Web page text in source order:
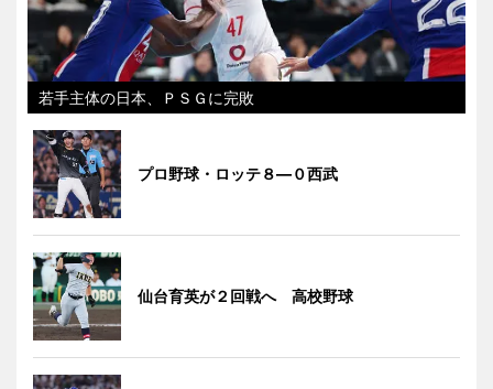
若手主体の日本、ＰＳＧに完敗
プロ野球・ロッテ８―０西武
仙台育英が２回戦へ 高校野球